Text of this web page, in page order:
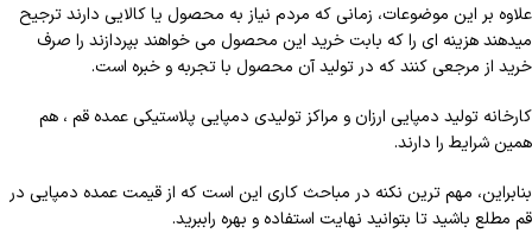
علاوه بر این موضوعات، زمانی که مردم نیاز به محصول یا کالایی دارند ترجیح
میدهند هزینه ای را که بابت خرید این محصول می خواهند بپردازند را صرف
خرید از مرجعی کنند که در تولید آن محصول با تجربه و خبره است.
کارخانه تولید دمپایی ارزان و مراکز تولیدی دمپایی پلاستیکی عمده قم ، هم
همین شرایط را دارند.
بنابراین، مهم ترین نکنه در مباحث کاری این است که از قیمت عمده دمپایی در
قم مطلع باشید تا بتوانید نهایت استفاده و بهره راببرید.